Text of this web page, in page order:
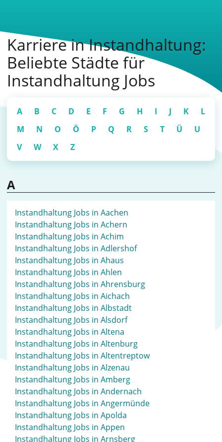
Karriere in Instandhaltung:
Beliebte Städte für
Instandhaltung Jobs
A B C D E F G H I J K
L
M
N O Ö P Q R S T Ü
U
V
W X Z
A
Instandhaltung Jobs in Aachen
Instandhaltung Jobs in Achern
Instandhaltung Jobs in Achim
Instandhaltung Jobs in Adlershof
Instandhaltung Jobs in Ahaus
Instandhaltung Jobs in Ahlen
Instandhaltung Jobs in Ahrensburg
Instandhaltung Jobs in Aichach
Instandhaltung Jobs in Albstadt
Instandhaltung Jobs in Alsdorf
Instandhaltung Jobs in Altena
Instandhaltung Jobs in Altenburg
Instandhaltung Jobs in Altentreptow
Instandhaltung Jobs in Alzenau
Instandhaltung Jobs in Amberg
Instandhaltung Jobs in Andernach
Instandhaltung Jobs in Angermünde
Instandhaltung Jobs in Apolda
Instandhaltung Jobs in Appen
Instandhaltung Jobs in Arnsberg